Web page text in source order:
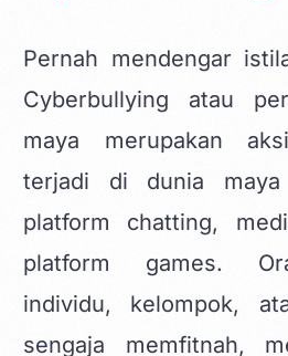
Pernah mendengar
Cyberbullying atau
maya merupakan
terjadi di dunia maya
platform chatting,
platform games.
individu, kelompok,
sengaja memfitnah,